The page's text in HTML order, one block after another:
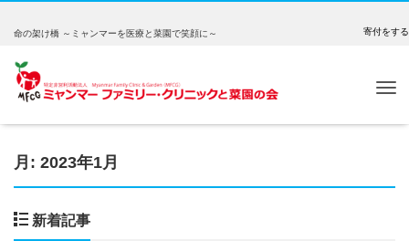
寄付をする
命の架け橋 ～ミャンマーを医療と菜園で笑顔に～
月: 2023年1月
新着記事